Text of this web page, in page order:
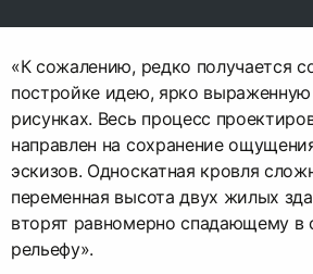
«К сожалению, редко получается
постройке идею, ярко
рисунках. Весь процесс
направлен на сохранение
эскизов. Односкатная кровля
переменная высота двух жилых
вторят равномерно спадающему в
рельефу».